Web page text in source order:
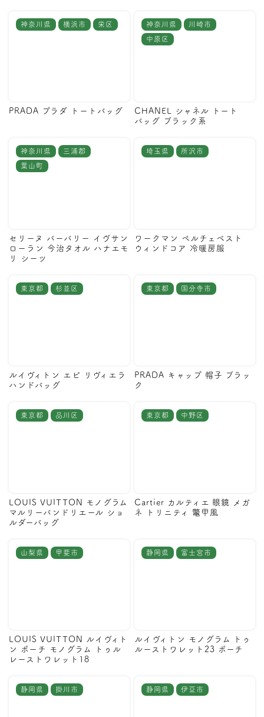
神奈川県 横浜市 栄区
PRADA プラダ トートバッグ
神奈川県 川崎市
中原区
CHANEL シャネル トート
バッグ ブラック系
神奈川県 三浦郡
葉山町
セリーヌ バーバリー イヴサン
ローラン 今治タオル ハナエモ
リ シーツ
埼玉県 所沢市
ワークマン ペルチェベスト
ウィンドコア 冷暖房服
東京都 杉並区
ルイヴィトン エピ リヴィエラ
ハンドバッグ
東京都 国分寺市
PRADA キャップ 帽子 ブラッ
ク
東京都 品川区
LOUIS VUITTON モノグラム
マルリーバンドリエール ショ
ルダーバッグ
東京都 中野区
Cartier カルティエ 眼鏡 メガ
ネ トリニティ 鼈甲風
山梨県 甲斐市
LOUIS VUITTON ルイヴィト
ン ポーチ モノグラム トゥル
レーストワレット18
静岡県 富士宮市
ルイヴィトン モノグラム トゥ
ルーストワレット23 ポーチ
静岡県 掛川市 静岡県 伊豆市